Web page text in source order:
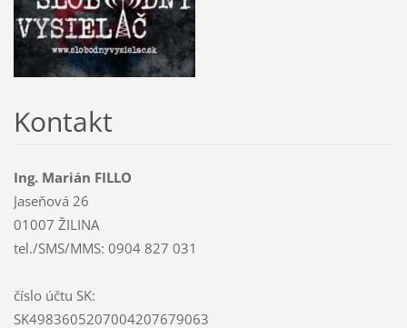
Kontakt
Ing. Marián FILLO
Jaseňová 26
01007 ŽILINA
tel./SMS/MMS: 0904 827 031
číslo účtu SK:
SK4983605207004207679063